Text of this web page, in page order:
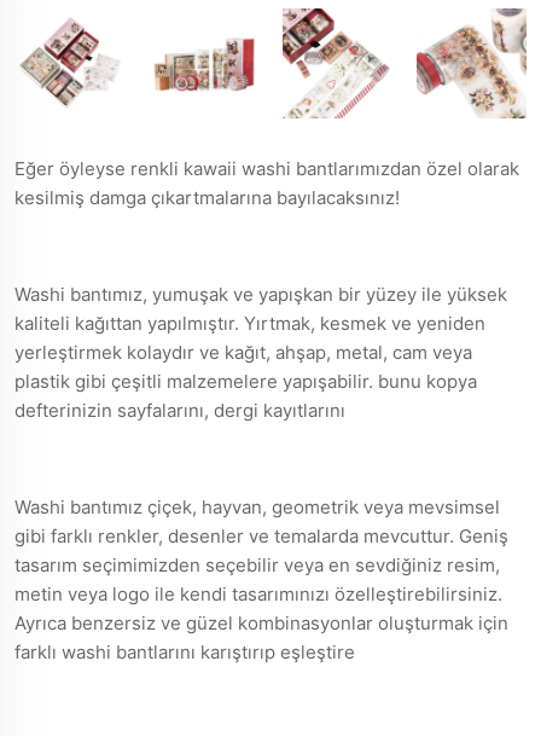
Eğer öyleyse renkli kawaii washi bantlarımızdan özel olarak
kesilmiş damga çıkartmalarına bayılacaksınız!
Washi bantımız, yumuşak ve yapışkan bir yüzey ile yüksek
kaliteli kağıttan yapılmıştır. Yırtmak, kesmek ve yeniden
yerleştirmek kolaydır ve kağıt, ahşap, metal, cam veya
plastik gibi çeşitli malzemelere yapışabilir. bunu kopya
defterinizin sayfalarını, dergi kayıtlarını
Washi bantımız çiçek, hayvan, geometrik veya mevsimsel
gibi farklı renkler, desenler ve temalarda mevcuttur. Geniş
tasarım seçimimizden seçebilir veya en sevdiğiniz resim,
metin veya logo ile kendi tasarımınızı özelleştirebilirsiniz.
Ayrıca benzersiz ve güzel kombinasyonlar oluşturmak için
farklı washi bantlarını karıştırıp eşleştire